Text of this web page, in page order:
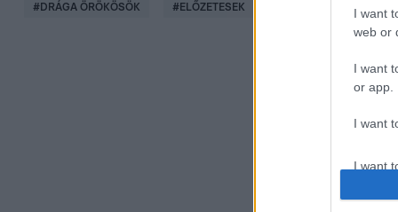
I want
web or
I want
or app.
I want
I want
#DRÁGA ÖRÖKÖSÖK #ELŐZETESEK #